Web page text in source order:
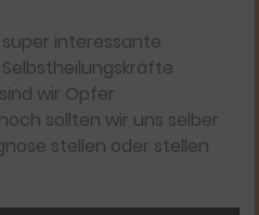
super interessante
wir Opfer
sollten wir uns selber
stellen oder stellen